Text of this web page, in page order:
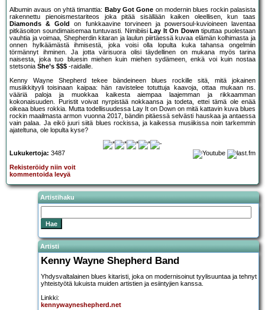
Albumin avaus on yhtä timanttia: Baby Got Gone on modernin blues rockin palasista
rakennettu pienoismestariteos joka pitää sisällään kaiken oleellisen, kun taas
Diamonds & Gold
on funkkaavine torvineen ja powersoul-kuvioineen laventaa
pitkäsoiton soundimaisemaa tuntuvasti. Nimibiisi Lay It On Down tiputtaa puolestaan
vauhtia ja voimaa, Shepherdin kitaran ja laulun piirtäessä kuvaa elämän kolhimasta ja
onnen hylkäämästä ihmisestä, joka voisi olla lopulta kuka tahansa ongelmiin
törmännyt ihminen. Ja jotta värisuora olisi täydellinen on mukana myös tarina
naisesta, joka tuo bluesin miehen kuin miehen sydämeen, enkä voi kuin nostaa
stetsonia She’s $$$ -raidalle.
Kenny Wayne Shepherd tekee bändeineen blues rockille sitä, mitä jokainen
musiikkityyli toisinaan kaipaa: hän ravistelee totuttuja kaavoja, ottaa mukaan ns.
vääriä paloja ja muokkaa kaikesta aiempaa laajemman ja rikkaamman
kokonaisuuden. Puristit voivat nyrpistää nokkaansa ja todeta, ettei tämä ole enää
oikeaa blues rokkia. Mutta todellisuudessa Lay It on Down on mitä kattavin kuva blues
rockin maailmasta armon vuonna 2017, bändin pitäessä selvästi hauskaa ja antaessa
vain palaa. Ja eikö juuri siitä blues rockissa, ja kaikessa musiikissa noin tarkemmin
ajateltuna, ole lopulta kyse?
Lukukertoja: 3487
Rekisteröidy niin voit
kommentoida levyä
Artistihaku
Artisti
Kenny Wayne Shepherd Band
Yhdysvaltalainen blues kitaristi, joka on modernisoinut tyylisuuntaa ja tehnyt
yhteistyötä lukuista muiden artistien ja esiintyjien kanssa.
Linkki:
kennywayneshepherd.net